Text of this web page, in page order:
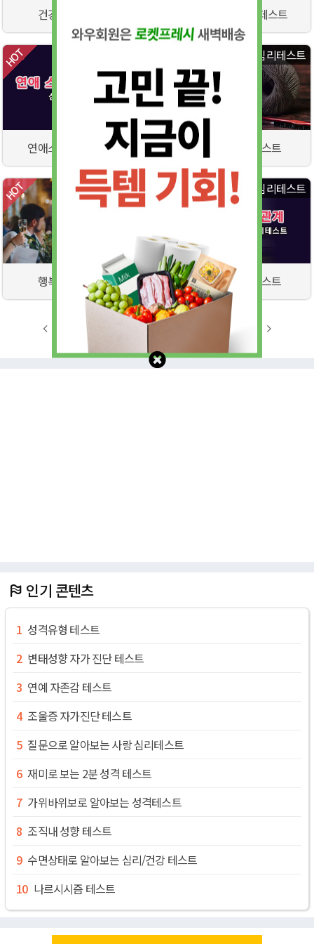
건강관리법 테스트 꽃으로 보는 심리테스트
연애스타일 심리테스트
심리테스트
인간관계 심리테스트
심리테스트
행복도 심리테스트
심리테스트
대인관계 심리테스트
2 5 9
인기 콘텐츠
성격유형 테스트
변태성향 자가 진단 테스트
연예 자존감 테스트
조울증 자가진단 테스트
질문으로 알아보는 사랑 심리테스트
재미로 보는 2분 성격 테스트
가위바위보로 알아보는 성격테스트
조직내 성향 테스트
수면상태로 알아보는 심리/건강 테스트
나르시시즘 테스트